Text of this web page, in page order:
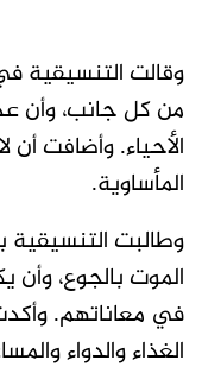
وقالت التنسيقية
من كل جانب، وأن
الأحياء. وأضافت أن
المأساوية.
وطالبت التنسيقية
الموت بالجوع،
في معاناتهم.
الغذاء والدواء